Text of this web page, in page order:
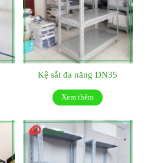
Kệ sắt đa năng DN35
Xem thêm